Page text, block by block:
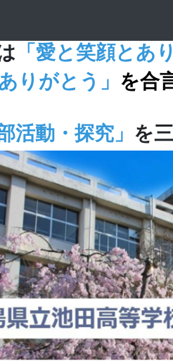
「愛と笑顔とあ
りがとう」 を合
活動・探究」 を